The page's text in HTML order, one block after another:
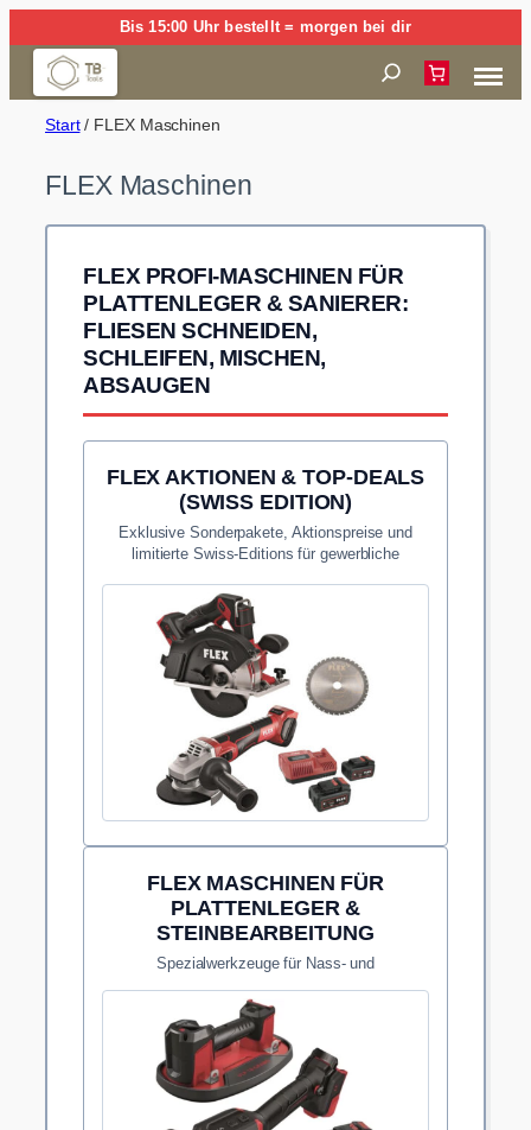
Inhalt
springen
Bis 15:00 Uhr bestellt = morgen bei dir
Suchen
Start/ FLEX Maschinen
FLEX Maschinen
FLEX PROFI-MASCHINEN FÜR
PLATTENLEGER & SANIERER:
FLIESEN SCHNEIDEN,
SCHLEIFEN, MISCHEN,
ABSAUGEN
FLEX AKTIONEN & TOP-DEALS
(SWISS EDITION)
Exklusive Sonderpakete, Aktionspreise und
limitierte Swiss-Editions für gewerbliche
FLEX MASCHINEN FÜR
PLATTENLEGER &
STEINBEARBEITUNG
Spezialwerkzeuge für Nass- und
härtestem Feinsteinzeug.